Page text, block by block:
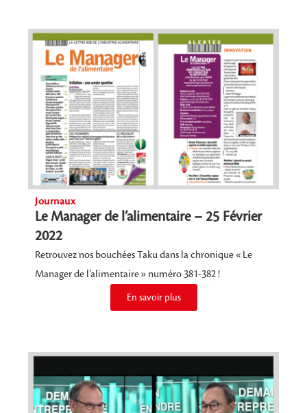
Journaux
Le Manager de l’alimentaire – 25 Février
2022
Retrouvez nos bouchées Taku dans la chronique « Le
Manager de l’alimentaire » numéro 381-382 !
En savoir plus